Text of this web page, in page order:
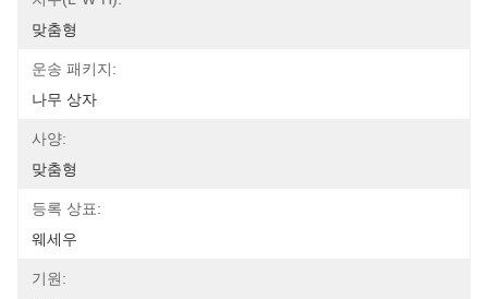
맞춤형
운송 패키지:
나무 상자
사양:
맞춤형
등록 상표:
웨세우
기원: